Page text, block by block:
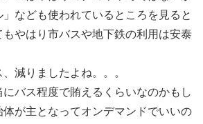
なども使われているところを見ると
もやはり市バスや地下鉄の利用は安泰
減りましたよね。。。
バス程度で賄えるくらいなのかもし
が主となってオンデマンドでいいの